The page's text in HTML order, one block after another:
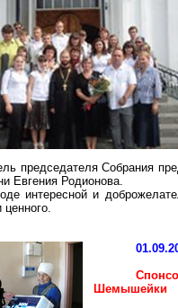
председателя Собрания
Евгения Родионова.
интересной и
ценного.
Шемышейки